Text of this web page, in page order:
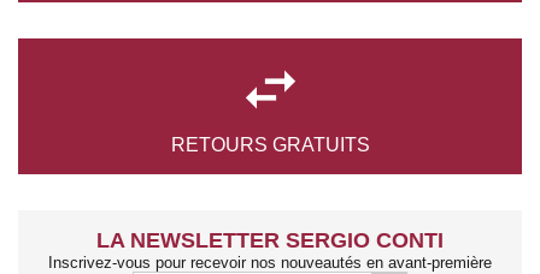

RETOURS GRATUITS
LA NEWSLETTER SERGIO CONTI
Inscrivez-vous pour recevoir nos nouveautés en avant-première